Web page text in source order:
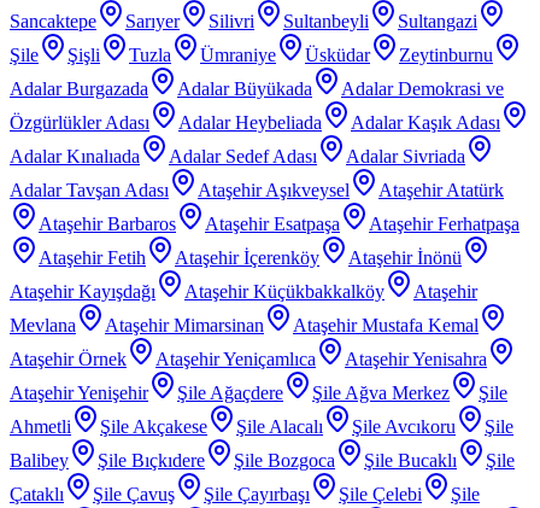
Sancaktepe
Sarıyer Silivri Sultanbeyli
Sultangazi
Şile
Şişli Tuzla Ümraniye Üsküdar
Zeytinburnu
Adalar Burgazada
Adalar Büyükada
Adalar Demokrasi ve
Özgürlükler Adası
Adalar Heybeliada
Adalar Kaşık Adası
Adalar Kınalıada
Adalar Sedef Adası
Adalar Sivriada
Adalar Tavşan Adası
Ataşehir Aşıkveysel
Ataşehir Atatürk
Ataşehir Barbaros
Ataşehir Esatpaşa
Ataşehir Ferhatpaşa
Ataşehir Fetih
Ataşehir İçerenköy
Ataşehir İnönü
Ataşehir Kayışdağı
Ataşehir Küçükbakkalköy
Ataşehir
Mevlana
Ataşehir Mimarsinan
Ataşehir Mustafa Kemal
Ataşehir Örnek
Ataşehir Yeniçamlıca
Ataşehir Yenisahra
Ataşehir Yenişehir
Şile Ağaçdere Şile Ağva Merkez
Şile
Ahmetli
Şile Akçakese Şile Alacalı Şile Avcıkoru
Şile
Balibey
Şile Bıçkıdere Şile Bozgoca Şile Bucaklı
Şile
Çataklı
Şile Çavuş Şile Çayırbaşı Şile Çelebi
Şile